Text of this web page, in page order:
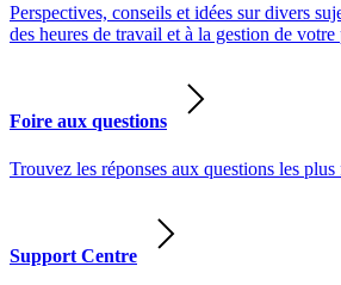
Perspectives, conseils et idées sur divers
des heures de travail et à la gestion de votre
Foire aux questions
Trouvez les réponses aux questions les plus
Support Centre